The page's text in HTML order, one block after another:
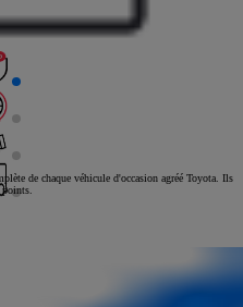
de chaque véhicule d'occasion agréé Toyota. Ils